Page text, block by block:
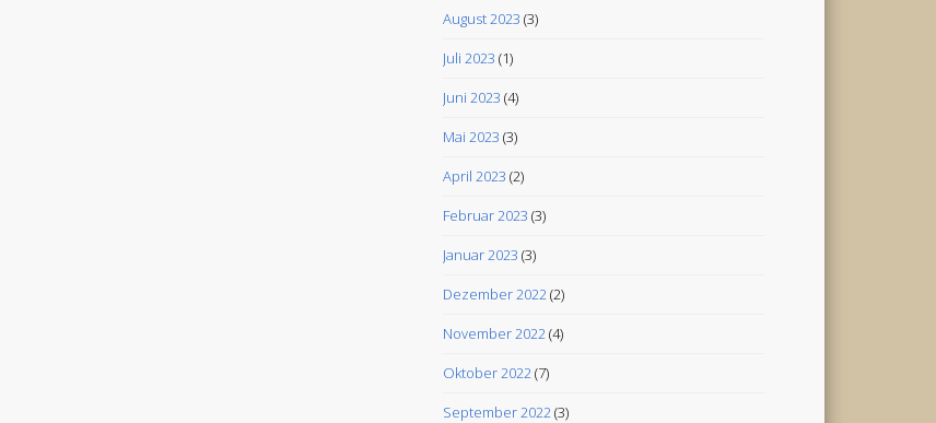
August 2023 (3)
Juli 2023 (1)
Juni 2023 (4)
Mai 2023 (3)
April 2023 (2)
Februar 2023 (3)
Januar 2023 (3)
Dezember 2022(2)
November 2022(4)
Oktober 2022(7)
September 2022(3)